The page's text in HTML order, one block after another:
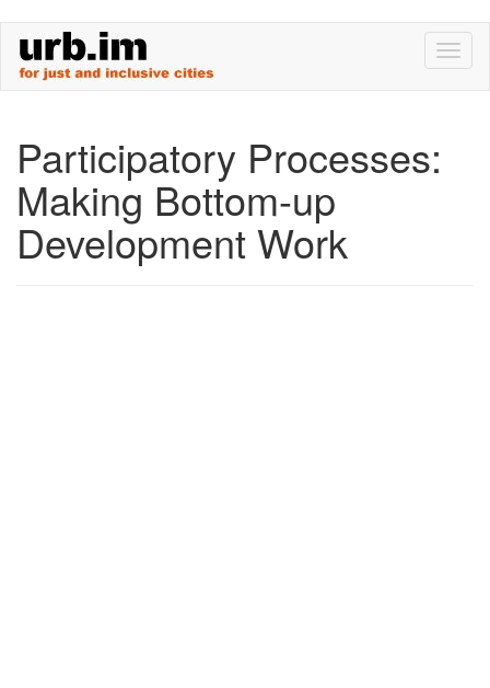
main
Participatory Processes:
Making Bottom-up
Development Work